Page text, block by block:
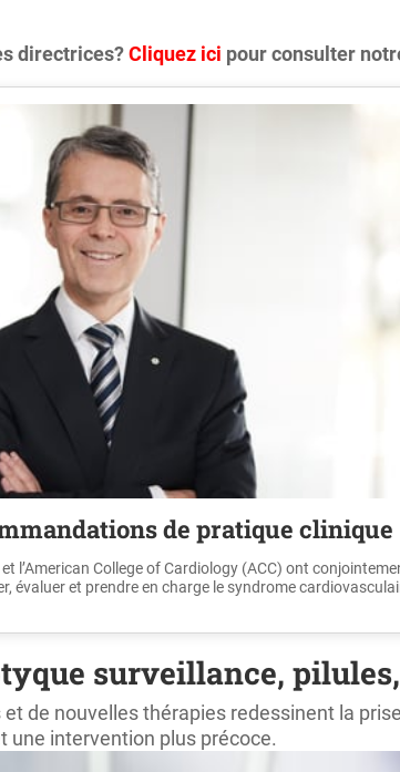
directrices?Cliquez ici pour consulter
de pratique clinique
l’American College of Cardiology (ACC) ont
évaluer et prendre en charge le syndrome
surveillance,
de nouvelles thérapies redessinent la
une intervention plus précoce.